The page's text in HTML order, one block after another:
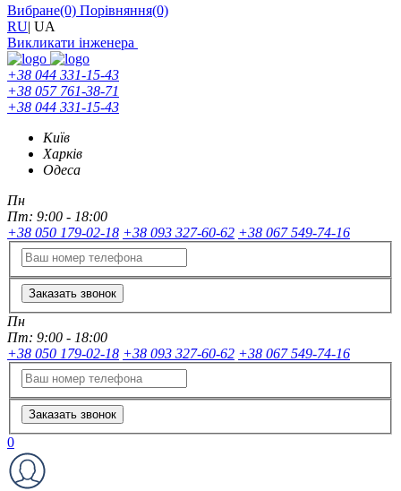
Вибране(0) Порівняння(0)
RU| UA
Викликати інженера
+38 044 331-15-43
+38 057 761-38-71
+38 044 331-15-43
Київ
Харків
Одеса
Пн
Пт: 9:00 - 18:00
+38 050 179-02-18 +38 093 327-60-62 +38 067 549-74-16
Заказать звонок
Пн
Пт: 9:00 - 18:00
+38 050 179-02-18 +38 093 327-60-62 +38 067 549-74-16
Заказать звонок
0